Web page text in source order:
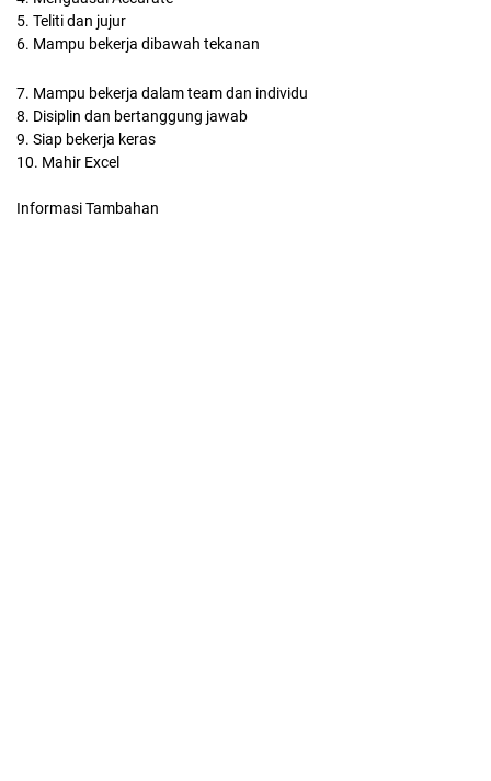
5. Teliti dan jujur
6. Mampu bekerja dibawah tekanan
7. Mampu bekerja dalam team dan individu
8. Disiplin dan bertanggung jawab
9. Siap bekerja keras
10. Mahir Excel
Informasi Tambahan